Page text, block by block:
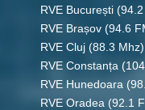
RVE București
RVE Brașov (94.6
RVE Cluj (88.3 Mhz)
RVE Constanța
RVE Hunedoara
RVE Oradea (92.1